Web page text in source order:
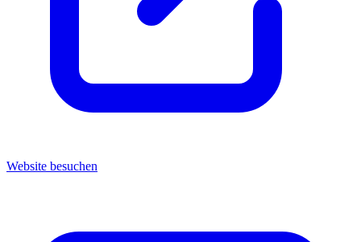
Website besuchen